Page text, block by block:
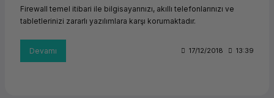
Firewall temel itibari ile bilgisayarınızı, akıllı telefonlarınızı ve
tabletlerinizi zararlı yazılımlara karşı korumaktadır.
Devamı 17/12/2018 13:39